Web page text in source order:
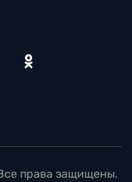
права защищены.